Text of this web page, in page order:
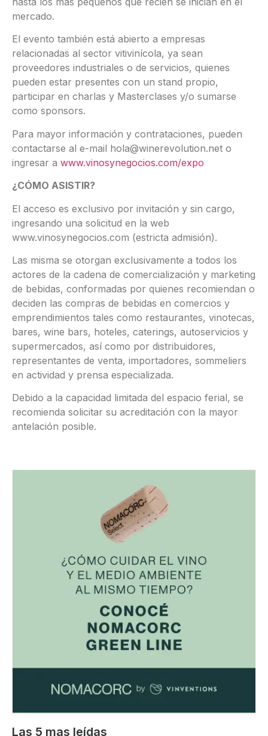
mercado.
El evento también está abierto a empresas
relacionadas al sector vitivinícola, ya sean
proveedores industriales o de servicios, quienes
pueden estar presentes con un stand propio,
participar en charlas y Masterclases y/o sumarse
como sponsors.
Para mayor información y contrataciones, pueden
contactarse al e-mail hola@winerevolution.net o
ingresar a www.vinosynegocios.com/expo
¿CÓMO ASISTIR?
El acceso es exclusivo por invitación y sin cargo,
ingresando una solicitud en la web
www.vinosynegocios.com (estricta admisión).
Las misma se otorgan exclusivamente a todos los
actores de la cadena de comercialización y marketing
de bebidas, conformadas por quienes recomiendan o
deciden las compras de bebidas en comercios y
emprendimientos tales como restaurantes, vinotecas,
bares, wine bars, hoteles, caterings, autoservicios y
supermercados, así como por distribuidores,
representantes de venta, importadores, sommeliers
en actividad y prensa especializada.
Debido a la capacidad limitada del espacio ferial, se
recomienda solicitar su acreditación con la mayor
antelación posible.
Las 5 mas leídas